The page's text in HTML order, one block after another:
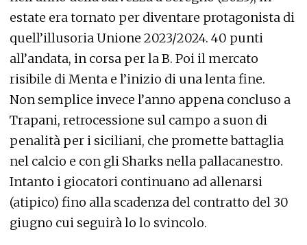
estate era tornato per diventare protagonista di
quell’illusoria Unione 2023/2024. 40 punti
all’andata, in corsa per la B. Poi il mercato
risibile di Menta e l’inizio di una lenta fine.
Non semplice invece l’anno appena concluso a
Trapani, retrocessione sul campo a suon di
penalità per i siciliani, che promette battaglia
nel calcio e con gli Sharks nella pallacanestro.
Intanto i giocatori continuano ad allenarsi
(atipico) fino alla scadenza del contratto del 30
giugno cui seguirà lo lo svincolo.